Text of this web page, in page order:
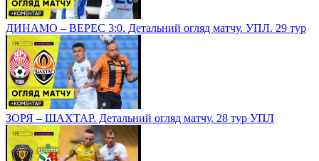
ДИНАМО – ВЕРЕС 3:0. Детальний огляд матчу. УПЛ. 29 тур
ЗОРЯ – ШАХТАР. Детальний огляд матчу. 28 тур УПЛ